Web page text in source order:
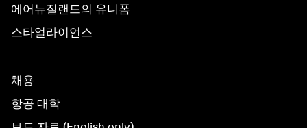
에어뉴질랜드의 유니폼
스타얼라이언스
채용
항공 대학